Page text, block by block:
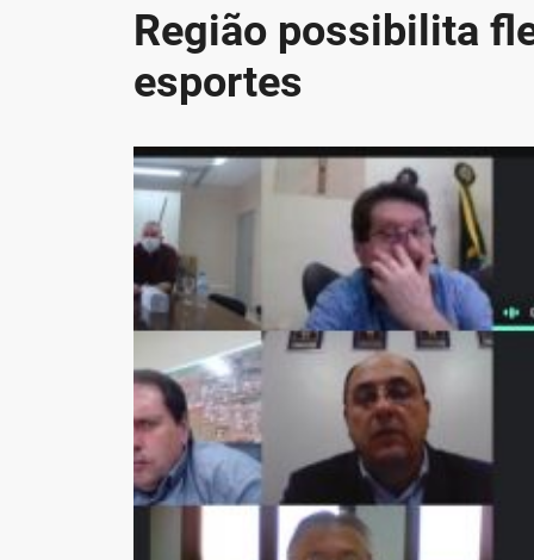
Região possibilita
esportes